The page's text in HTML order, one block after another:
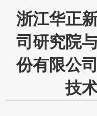
浙江华正
司研究院
份有限公
技